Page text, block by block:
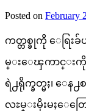
Posted on February
ကတ္တစ္ခုကို ေရြး
မ္းေၾကာင္းကို
ရဲ႕ရိုက္ခတ္မႈ၊ ေ
လႊမ္းမိုးမႈေ